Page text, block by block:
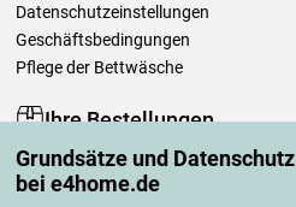
Grundsätze und Datenschutz
bei e4home.de
Datenschutzeinstellungen
Geschäftsbedingungen
Pflege der Bettwäsche
Ihre Bestellungen
Mein Konto
Bestellübersicht